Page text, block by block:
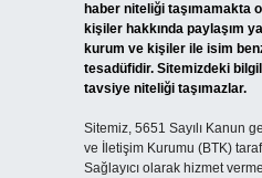
haber niteliği taşımamakta
kişiler hakkında paylaşım
kurum ve kişiler ile isim
tesadüfidir. Sitemizdeki
tavsiye niteliği taşımazlar.
Sitemiz, 5651 Sayılı Kanun
ve İletişim Kurumu (BTK)
Sağlayıcı olarak hizmet